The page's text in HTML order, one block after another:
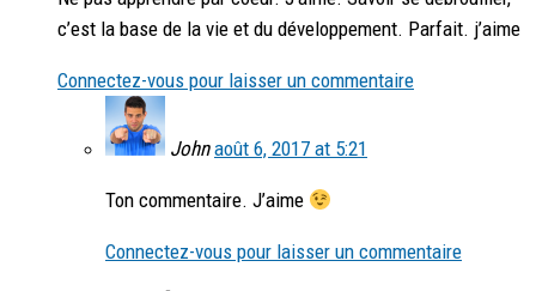
c’est la base de la vie et du développement. Parfait. j’aime
Connectez-vous pour laisser un commentaire
John août 6, 2017 at 5:21
Ton commentaire. J’aime
Connectez-vous pour laisser un commentaire